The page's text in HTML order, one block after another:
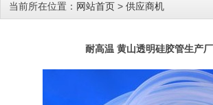
当前所在位置： 网站首页 > 供应商机
耐高温 黄山透明硅胶管生产